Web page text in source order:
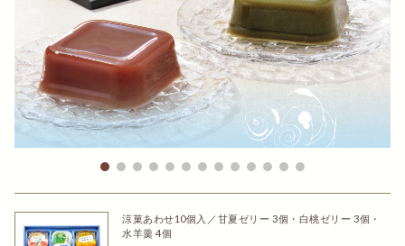
涼菓あわせ10個入／甘夏ゼリー 3個・白桃ゼリー 3個・
水羊羹 4個